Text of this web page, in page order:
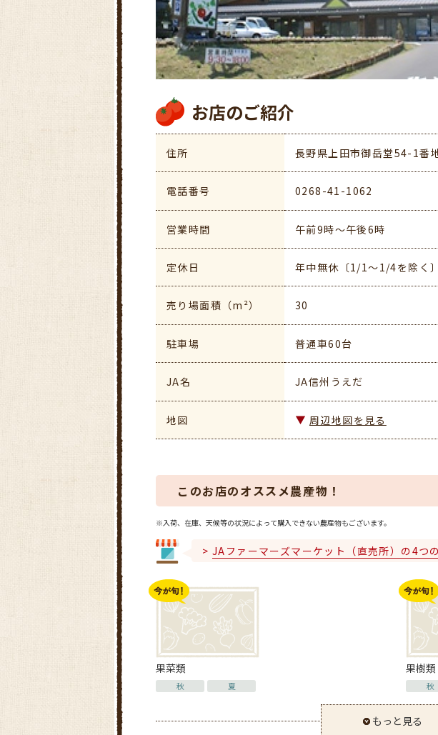
お店のご紹介
住所 長野県上田市御岳堂54-1番
電話番号 0268-41-1062
営業時間 午前9時～午後6時
定休日 年中無休〔1/1～1/4を除く〕
売り場面積（m²） 30
駐車場 普通車60台
JA名 JA信州うえだ
地図 周辺地図を見る
このお店のオススメ農産物！
※入荷、在庫、天候等の状況によって購入できない農産物もございます。
JAファーマーズマーケット（直売所）の4つ
果菜類
秋 夏
果樹類
秋
もっと見る